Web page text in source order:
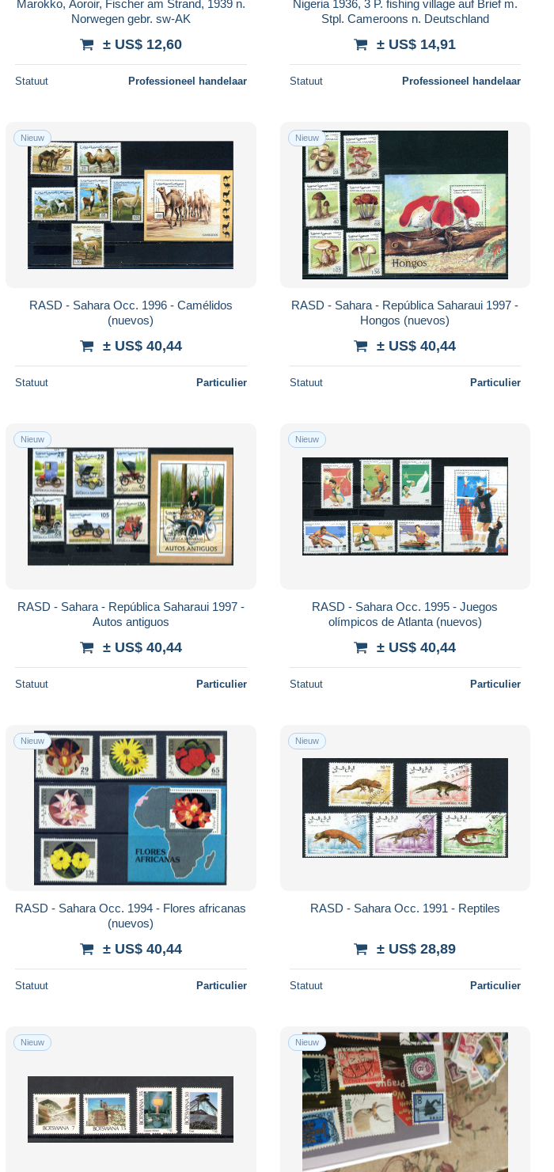
Marokko, Aoroir, Fischer am Strand, 1939 n.
Norwegen gebr. sw-AK
± US$ 12,60
Statuut Professioneel handelaar
Nigeria 1936, 3 P. fishing village auf Brief m.
Stpl. Cameroons n. Deutschland
± US$ 14,91
Statuut Professioneel handelaar
Nieuw
RASD - Sahara Occ. 1996 - Camélidos
(nuevos)
± US$ 40,44
Statuut Particulier
Nieuw
RASD - Sahara - República Saharaui 1997 -
Hongos (nuevos)
± US$ 40,44
Statuut Particulier
Nieuw
RASD - Sahara - República Saharaui 1997 -
Autos antiguos
± US$ 40,44
Statuut Particulier
Nieuw
RASD - Sahara Occ. 1995 - Juegos
olímpicos de Atlanta (nuevos)
± US$ 40,44
Statuut Particulier
Nieuw
RASD - Sahara Occ. 1994 - Flores africanas
(nuevos)
± US$ 40,44
Statuut Particulier
Nieuw
RASD - Sahara Occ. 1991 - Reptiles
± US$ 28,89
Statuut Particulier
Nieuw Nieuw